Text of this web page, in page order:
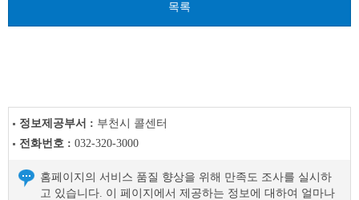
목록
정보제공부서 : 부천시 콜센터
전화번호 : 032-320-3000
홈페이지의 서비스 품질 향상을 위해 만족도 조사를 실시하
고 있습니다. 이 페이지에서 제공하는 정보에 대하여 얼마나